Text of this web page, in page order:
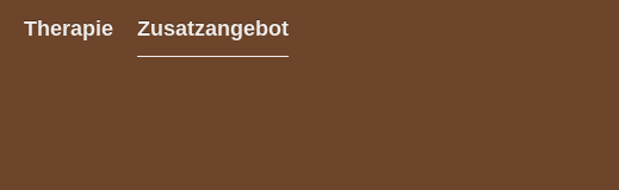
Therapie Zusatzangebot